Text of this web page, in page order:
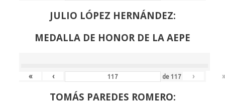
JULIO LÓPEZ HERNÁNDEZ:
MEDALLA DE HONOR DE LA AEPE
« ‹ de117 ›
TOMÁS PAREDES ROMERO: